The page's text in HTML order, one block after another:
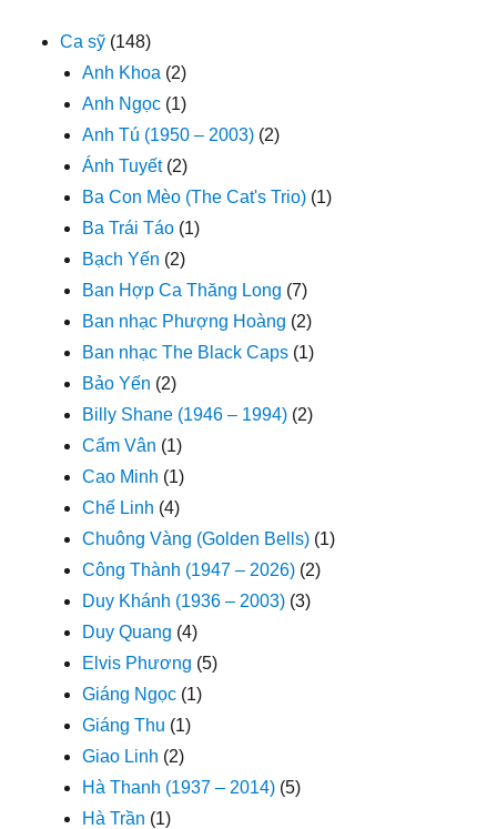
Ca sỹ (148)
Anh Khoa (2)
Anh Ngọc (1)
Anh Tú (1950 – 2003) (2)
Ánh Tuyết(2)
Ba Con Mèo (The Cat's Trio) (1)
Ba Trái Táo (1)
Bạch Yến (2)
Ban Hợp Ca Thăng Long (7)
Ban nhạc Phượng Hoàng (2)
Ban nhạc The Black Caps (1)
Bảo Yến (2)
Billy Shane (1946 – 1994) (2)
Cẩm Vân (1)
Cao Minh (1)
Chế Linh (4)
Chuông Vàng (Golden Bells) (1)
Công Thành (1947 – 2026) (2)
Duy Khánh (1936 – 2003) (3)
Duy Quang (4)
Elvis Phương (5)
Giáng Ngọc (1)
Giáng Thu (1)
Giao Linh (2)
Hà Thanh (1937 – 2014) (5)
Hà Trần (1)